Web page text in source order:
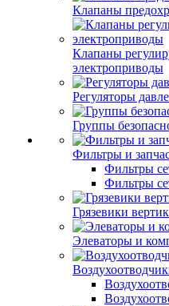
Клапаны
Клапаны
электроприводы
Регуляторы
Группы
Фильтры и
Фильтры
Фильтры
Грязевики
Элеваторы и